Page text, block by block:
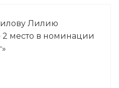
Лилию
место в номинации